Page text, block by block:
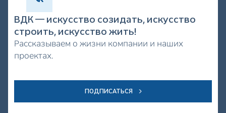
ВДК — искусство созидать, искусство
строить, искусство жить!
Рассказываем о жизни компании и наших
проектах.
ПОДПИСАТЬСЯ